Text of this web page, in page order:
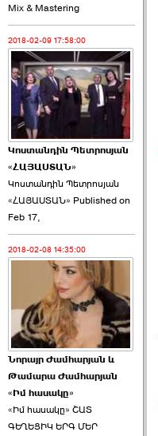
Ծառուկյանի փեսան
վնասել է ›››
2026-06-09 07:11:00
Այս ընդդիմությունը
կվերցնի ›››
2026-06-09 00:41:00
Որպես ընդդիմադիր
ընտրող՝ ›››
Mix & Mastering
2018-02-09 17:58:00
Կոստանդին Պետրոսյան
«ՀԱՅԱՍՏԱՆ»
Կոստանդին Պետրոսյան
«ՀԱՅԱՍՏԱՆ» Published on
Feb 17,
2018-02-08 14:35:00
Նորայր Ժամհարյան և
Թամարա Ժամհարյան
«Իմ հասակը»
«Իմ հասակը» ՇԱՏ
ԳԵՂԵՑԻԿ ԵՐԳ ՄԵՐ